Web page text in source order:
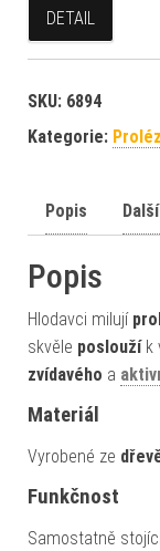
DETAIL
SKU: 6894
Kategorie:
Popis
Popis
Hlodavci milují
skvěle posloužík
zvídavého a
Materiál
Vyrobené ze
Funkčnost
Samostatně